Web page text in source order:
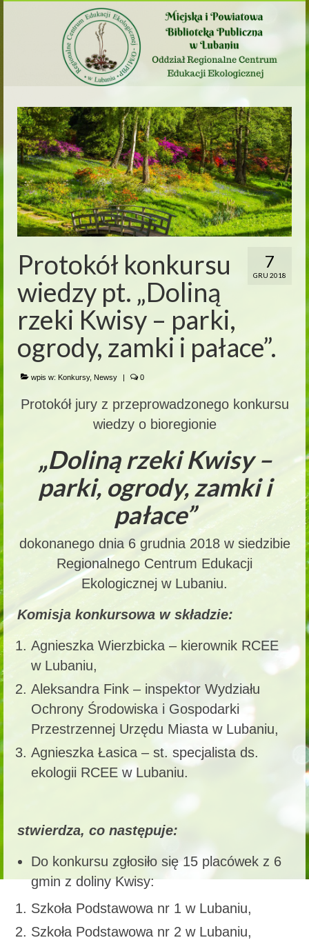
7
GRU 2018
Protokół konkursu
wiedzy pt. „Doliną
rzeki Kwisy – parki,
ogrody, zamki i pałace”.
wpis w: Konkursy, Newsy | 0
Protokół jury z przeprowadzonego konkursu
wiedzy o bioregionie
„Doliną rzeki Kwisy –
parki, ogrody, zamki i
pałace”
dokonanego dnia 6 grudnia 2018 w siedzibie
Regionalnego Centrum Edukacji
Ekologicznej w Lubaniu.
Komisja konkursowa w składzie:
Agnieszka Wierzbicka – kierownik RCEE
w Lubaniu,
Aleksandra Fink – inspektor Wydziału
Ochrony Środowiska i Gospodarki
Przestrzennej Urzędu Miasta w Lubaniu,
Agnieszka Łasica – st. specjalista ds.
ekologii RCEE w Lubaniu.
stwierdza, co następuje:
Do konkursu zgłosiło się 15 placówek z 6
gmin z doliny Kwisy:
Szkoła Podstawowa nr 1 w Lubaniu,
Szkoła Podstawowa nr 2 w Lubaniu,